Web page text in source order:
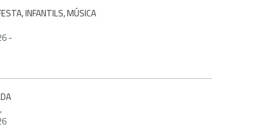
INFANTILS, MÚSICA
-